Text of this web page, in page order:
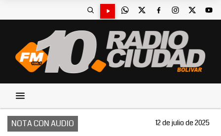
NOTA CON AUDIO 12 de julio de 2025